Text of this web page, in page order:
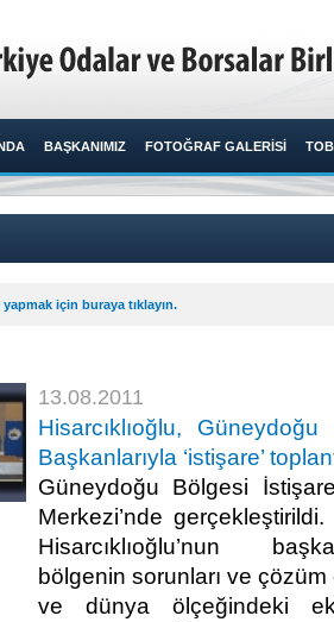
BAŞKANIMIZ FOTOĞRAF GALERİSİ
için buraya tıklayın.
13.08.2011
Hisarcıklıoğlu,
Başkanlarıyla ‘istişare’
Güneydoğu Bölgesi
Merkezi’nde
Hisarcıklıoğlu’nun
bölgenin sorunları ve çözüm
ve dünya ölçeğindeki